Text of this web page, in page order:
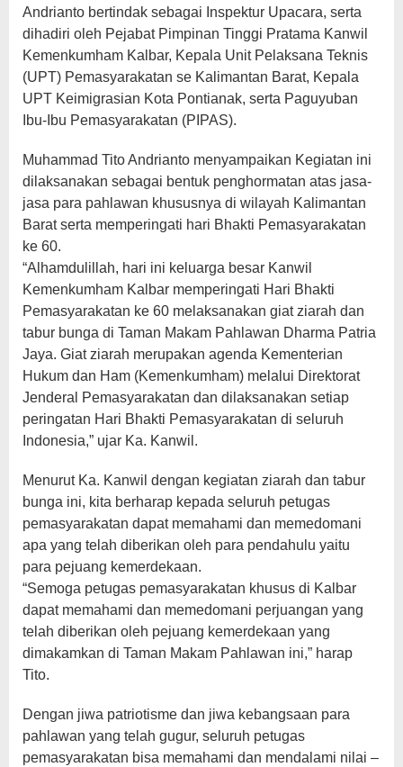
Andrianto bertindak sebagai Inspektur Upacara, serta
dihadiri oleh Pejabat Pimpinan Tinggi Pratama Kanwil
Kemenkumham Kalbar, Kepala Unit Pelaksana Teknis
(UPT) Pemasyarakatan se Kalimantan Barat, Kepala
UPT Keimigrasian Kota Pontianak, serta Paguyuban
Ibu-Ibu Pemasyarakatan (PIPAS).
Muhammad Tito Andrianto menyampaikan Kegiatan ini
dilaksanakan sebagai bentuk penghormatan atas jasa-
jasa para pahlawan khususnya di wilayah Kalimantan
Barat serta memperingati hari Bhakti Pemasyarakatan
ke 60.
“Alhamdulillah, hari ini keluarga besar Kanwil
Kemenkumham Kalbar memperingati Hari Bhakti
Pemasyarakatan ke 60 melaksanakan giat ziarah dan
tabur bunga di Taman Makam Pahlawan Dharma Patria
Jaya. Giat ziarah merupakan agenda Kementerian
Hukum dan Ham (Kemenkumham) melalui Direktorat
Jenderal Pemasyarakatan dan dilaksanakan setiap
peringatan Hari Bhakti Pemasyarakatan di seluruh
Indonesia,” ujar Ka. Kanwil.
Menurut Ka. Kanwil dengan kegiatan ziarah dan tabur
bunga ini, kita berharap kepada seluruh petugas
pemasyarakatan dapat memahami dan memedomani
apa yang telah diberikan oleh para pendahulu yaitu
para pejuang kemerdekaan.
“Semoga petugas pemasyarakatan khusus di Kalbar
dapat memahami dan memedomani perjuangan yang
telah diberikan oleh pejuang kemerdekaan yang
dimakamkan di Taman Makam Pahlawan ini,” harap
Tito.
Dengan jiwa patriotisme dan jiwa kebangsaan para
pahlawan yang telah gugur, seluruh petugas
pemasyarakatan bisa memahami dan mendalami nilai –